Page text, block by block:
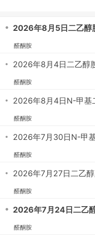
・ 2026年8月5日二乙醇
醛酮胺
・ 2026年8月4日二乙醇
醛酮胺
・ 2026年8月4日N-甲基
醛酮胺
・ 2026年7月30日N-甲
醛酮胺
・ 2026年7月27日二乙
醛酮胺
・ 2026年7月24日二乙
醛酮胺